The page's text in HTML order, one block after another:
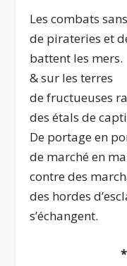
Les combats
de pirateries et
battent les mers.
& sur les terres
de fructueuses
des étals de
De portage en
de marché en
contre des
des hordes
s’échangent.